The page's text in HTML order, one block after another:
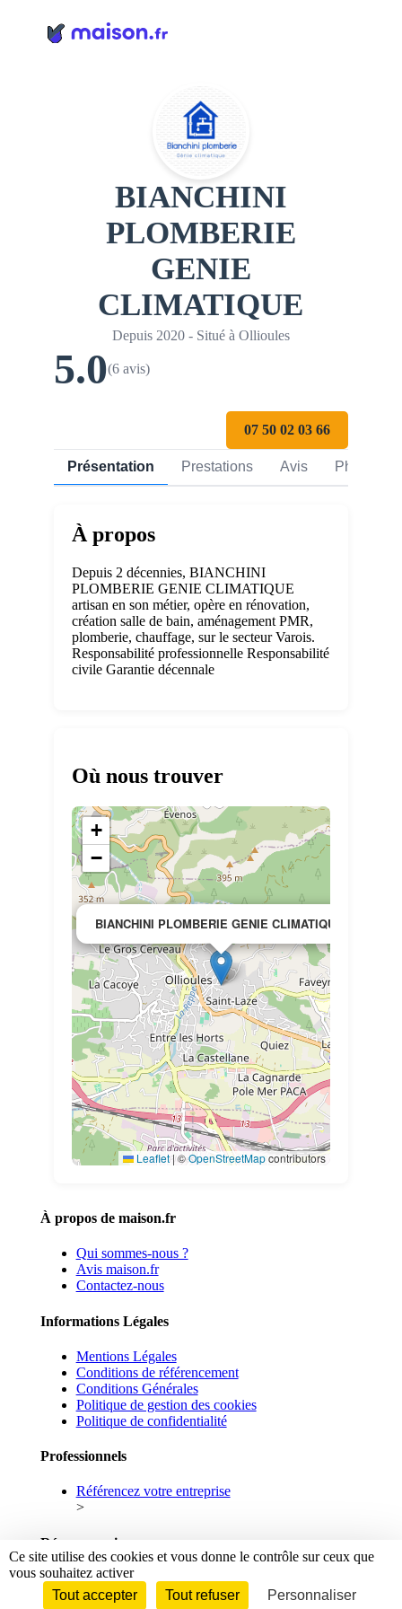
BIANCHINI
PLOMBERIE
GENIE
CLIMATIQUE
Depuis 2020 - Situé à Ollioules
5.0(6 avis)
07 50 02 03 66
Présentation Prestations Avis Photos
À propos
Depuis 2 décennies, BIANCHINI
PLOMBERIE GENIE CLIMATIQUE
artisan en son métier, opère en rénovation,
création salle de bain, aménagement PMR,
plomberie, chauffage, sur le secteur Varois.
Responsabilité professionnelle Responsabilité
civile Garantie décennale
Où nous trouver
BIANCHINI PLOMBERIE GENIE CLIMATIQUE
+
−
Leaflet|©OpenStreetMapcontributors
À propos de maison.fr
Qui sommes-nous ?
Avis maison.fr
Contactez-nous
Informations Légales
Mentions Légales
Conditions de référencement
Conditions Générales
Politique de gestion des cookies
Politique de confidentialité
Professionnels
Référencez votre entreprise
>
Réseaux sociaux
Facebook
Linkedin
Ce site utilise des cookies et vous donne le contrôle sur ceux que
vous souhaitez activer
Tout accepter
Tout refuser Personnaliser